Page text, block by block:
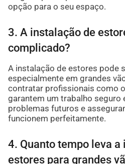
opção para o seu espaço.
3. A instalação de
complicado?
A instalação de estores pode
especialmente em grandes
contratar profissionais como
garantem um trabalho seguro
problemas futuros e
funcionem perfeitamente.
4. Quanto tempo leva a
estores para grandes